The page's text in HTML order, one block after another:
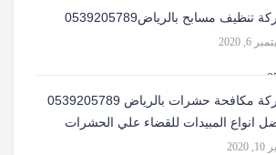
تنظيف مسابح بالرياض0539205789
6, 2020
شركة مكافحة حشرات بالرياض 0539205789
انواع المبيدات للقضاء علي الحشرات